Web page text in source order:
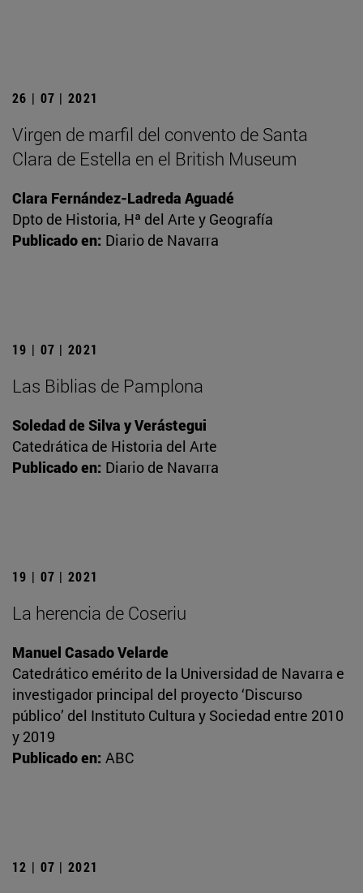
26 | 07 | 2021
Virgen de marfil del convento de Santa
Clara de Estella en el British Museum
Clara Fernández-Ladreda Aguadé
Dpto de Historia, Hª del Arte y Geografía
Publicado en: Diario de Navarra
19 | 07 | 2021
Las Biblias de Pamplona
Soledad de Silva y Verástegui
Catedrática de Historia del Arte
Publicado en: Diario de Navarra
19 | 07 | 2021
La herencia de Coseriu
Manuel Casado Velarde
Catedrático emérito de la Universidad de Navarra e
investigador principal del proyecto ‘Discurso
público’ del Instituto Cultura y Sociedad entre 2010
y 2019
Publicado en: ABC
12 | 07 | 2021